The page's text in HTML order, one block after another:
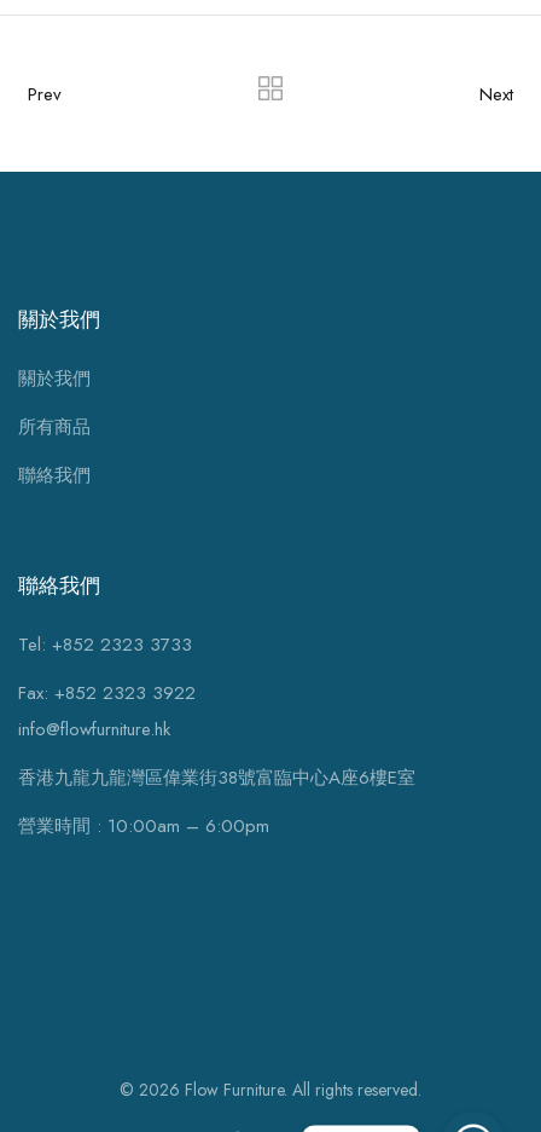
Prev Next
關於我們
關於我們
所有商品
聯絡我們
聯絡我們
Tel: +852 2323 3733
Fax: +852 2323 3922
info@flowfurniture.hk
香港九龍九龍灣區偉業街38號富臨中心A座6樓E室
營業時間 : 10:00am – 6:00pm
© 2026 Flow Furniture. All rights reserved.